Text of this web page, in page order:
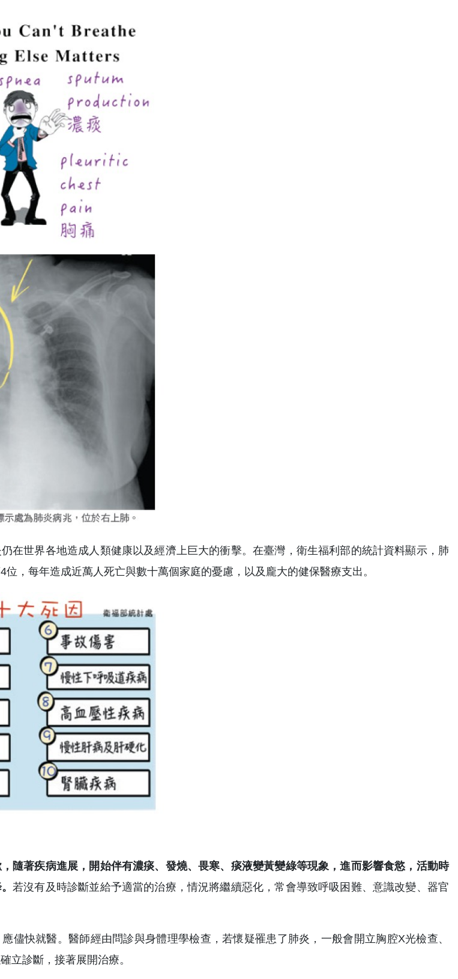
在世界各地造成人類健康以及經濟上巨大的衝擊。在臺灣，衛生福利部的統計資料顯示，肺
位，每年造成近萬人死亡與數十萬個家庭的憂慮，以及龐大的健保醫療支出。
隨著疾病進展，開始伴有濃痰、發燒、畏寒、痰液變黃變綠等現象，進而影響食慾，活動時
若沒有及時診斷並給予適當的治療，情況將繼續惡化，常會導致呼吸困難、意識改變、器官
儘快就醫。醫師經由問診與身體理學檢查，若懷疑罹患了肺炎，一般會開立胸腔X光檢查、
立診斷，接著展開治療。